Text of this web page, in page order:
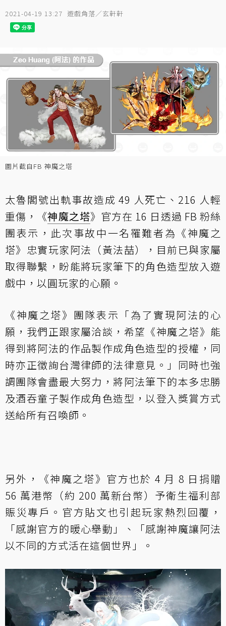
2021-04-19 13:27 遊戲角落／玄軒軒
圖片截自FB 神魔之塔
太魯閣號出軌事故造成 49 人死亡、216 人輕
重傷，《神魔之塔》官方在 16 日透過 FB 粉絲
團表示，此次事故中一名罹難者為《神魔之
塔》忠實玩家阿法（黃法喆），目前已與家屬
取得聯繫，盼能將玩家筆下的角色造型放入遊
戲中，以圓玩家的心願。
《神魔之塔》團隊表示「為了實現阿法的心
願，我們正跟家屬洽談，希望《神魔之塔》能
得到將阿法的作品製作成角色造型的授權，同
時亦正徵詢台灣律師的法律意見。」同時也強
調團隊會盡最大努力，將阿法筆下的本多忠勝
及酒吞童子製作成角色造型，以登入獎賞方式
送給所有召喚師。
另外，《神魔之塔》官方也於 4 月 8 日捐贈
56 萬港幣（約 200 萬新台幣）予衛生福利部
賑災專戶。官方貼文也引起玩家熱烈回覆，
「感謝官方的暖心舉動」、「感謝神魔讓阿法
以不同的方式活在這個世界」。